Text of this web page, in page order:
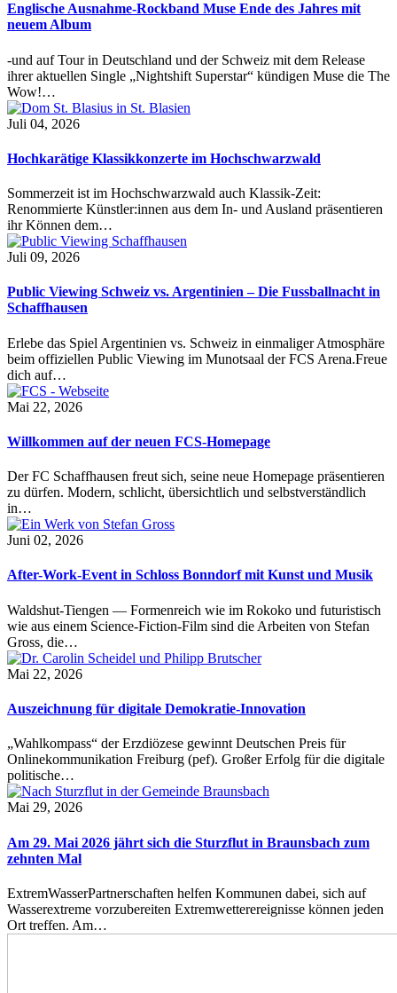
Englische Ausnahme-Rockband Muse Ende des Jahres mit
neuem Album
-und auf Tour in Deutschland und der Schweiz mit dem Release
ihrer aktuellen Single „Nightshift Superstar“ kündigen Muse die The
Wow!…
Juli 04, 2026
Hochkarätige Klassikkonzerte im Hochschwarzwald
Sommerzeit ist im Hochschwarzwald auch Klassik-Zeit:
Renommierte Künstler:innen aus dem In- und Ausland präsentieren
ihr Können dem…
Juli 09, 2026
Public Viewing Schweiz vs. Argentinien – Die Fussballnacht in
Schaffhausen
Erlebe das Spiel Argentinien vs. Schweiz in einmaliger Atmosphäre
beim offiziellen Public Viewing im Munotsaal der FCS Arena.Freue
dich auf…
Mai 22, 2026
Willkommen auf der neuen FCS-Homepage
Der FC Schaffhausen freut sich, seine neue Homepage präsentieren
zu dürfen. Modern, schlicht, übersichtlich und selbstverständlich
in…
Juni 02, 2026
After-Work-Event in Schloss Bonndorf mit Kunst und Musik
Waldshut-Tiengen — Formenreich wie im Rokoko und futuristisch
wie aus einem Science-Fiction-Film sind die Arbeiten von Stefan
Gross, die…
Mai 22, 2026
Auszeichnung für digitale Demokratie-Innovation
„Wahlkompass“ der Erzdiözese gewinnt Deutschen Preis für
Onlinekommunikation Freiburg (pef). Großer Erfolg für die digitale
politische…
Mai 29, 2026
Am 29. Mai 2026 jährt sich die Sturzflut in Braunsbach zum
zehnten Mal
ExtremWasserPartnerschaften helfen Kommunen dabei, sich auf
Wasserextreme vorzubereiten Extremwetterereignisse können jeden
Ort treffen. Am…